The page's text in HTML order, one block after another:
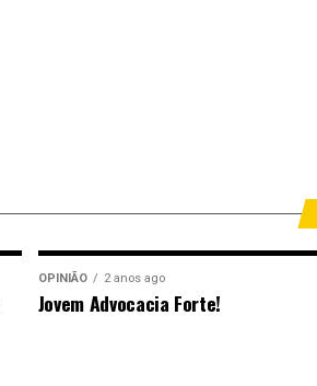
OPINIÃO 2 anos ago
Jovem Advocacia Forte!